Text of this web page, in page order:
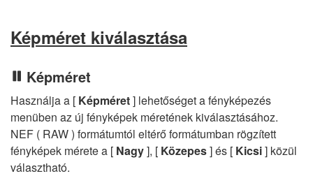
Képméret kiválasztása
Képméret
Használja a [ Képméret] lehetőséget a fényképezés
menüben az új fényképek méretének kiválasztásához.
NEF ( RAW ) formátumtól eltérő formátumban rögzített
fényképek mérete a [ Nagy], [ Közepes] és [ Kicsi] közül
választható.